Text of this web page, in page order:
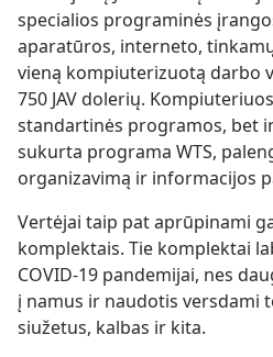
specialios programinės
aparatūros, interneto,
vieną kompiuterizuotą darbo
750 JAV dolerių.
standartinės programos, bet
sukurta programa WTS,
organizavimą ir informacijos
Vertėjai taip pat aprūpinami
komplektais. Tie komplektai
COVID-19 pandemijai, nes
į namus ir naudotis versdami
siužetus, kalbas ir kita.